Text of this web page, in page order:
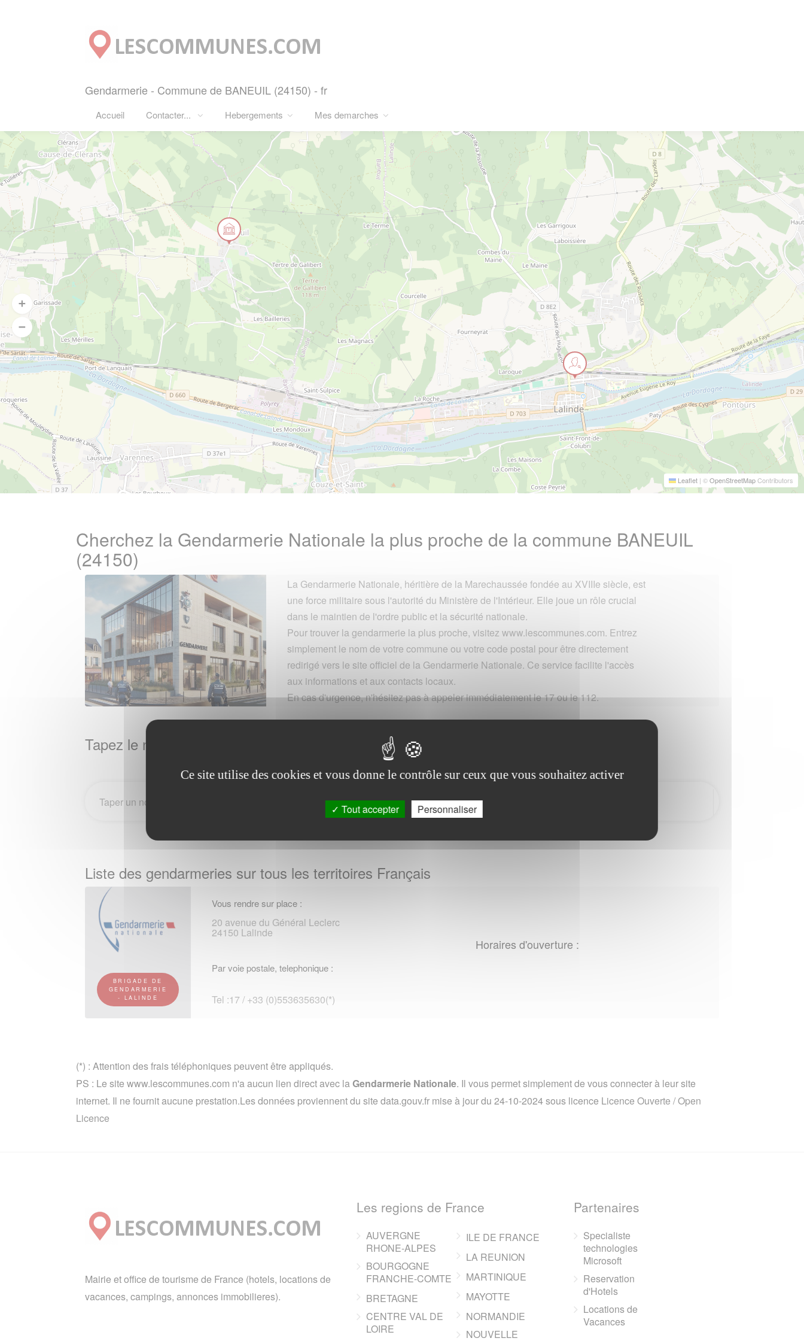
Gendarmerie - Commune de BANEUIL (24150) - fr
Accueil Contacter... Hebergements Mes demarches
Leaflet | ©OpenStreetMapContributors
Cherchez la Gendarmerie Nationale la plus proche de la commune BANEUIL
(24150)
La Gendarmerie Nationale, héritière de la Marechaussée fondée au XVIIIe siècle, est
une force militaire sous l'autorité du Ministère de l'Intérieur. Elle joue un rôle crucial
dans le maintien de l'ordre public et la sécurité nationale.
Pour trouver la gendarmerie la plus proche, visitez www.lescommunes.com. Entrez
simplement le nom de votre commune ou votre code postal pour être directement
redirigé vers le site officiel de la Gendarmerie Nationale. Ce service facilite l'accès
aux informations et aux contacts locaux.
En cas d'urgence, n'hésitez pas à appeler immédiatement le 17 ou le 112.
Tapez le nom de la Ville / Commune
Liste des gendarmeries sur tous les territoires Français
BRIGADE DE
GENDARMERIE
- LALINDE
Vous rendre sur place :
20 avenue du Général Leclerc
24150 Lalinde
Par voie postale, telephonique :
Tel :17 / +33 (0)553635630(*)
Horaires d'ouverture :
(*) : Attention des frais téléphoniques peuvent être appliqués.
PS : Le site www.lescommunes.com n'a aucun lien direct avec laGendarmerie Nationale. Il vous permet simplement de vous connecter à leur site
internet. Il ne fournit aucune prestation.Les données proviennent du site data.gouv.fr mise à jour du 24-10-2024 sous licence Licence Ouverte / Open
Licence
Mairie et office de tourisme de France (hotels, locations de
vacances, campings, annonces immobilieres).
Les regions de France
AUVERGNE
RHONE-ALPES
BOURGOGNE
FRANCHE-COMTE
BRETAGNE
CENTRE VAL DE
LOIRE
ILE DE FRANCE
LA REUNION
MARTINIQUE
MAYOTTE
NORMANDIE
NOUVELLE
Partenaires
Specialiste
technologies
Microsoft
Reservation
d'Hotels
Locations de
Vacances
Ce site utilise des cookies et vous donne le contrôle sur ceux que vous souhaitez activer
Tout accepter Personnaliser